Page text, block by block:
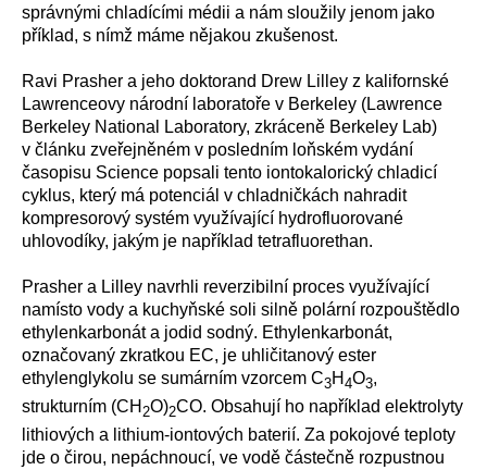
správnými chladícími médii a nám sloužily jenom jako
příklad, s nímž máme nějakou zkušenost.
Ravi Prasher a jeho doktorand Drew Lilley z kalifornské
Lawrenceovy národní laboratoře v Berkeley (Lawrence
Berkeley National Laboratory, zkráceně Berkeley Lab)
v článku zveřejněném v posledním loňském vydání
časopisu Science popsali tento iontokalorický chladicí
cyklus, který má potenciál v chladničkách nahradit
kompresorový systém využívající hydrofluorované
uhlovodíky, jakým je například tetrafluorethan.
Prasher a Lilley navrhli reverzibilní proces využívající
namísto vody a kuchyňské soli silně polární rozpouštědlo
ethylenkarbonát a jodid sodný. Ethylenkarbonát,
označovaný zkratkou EC, je uhličitanový ester
ethylenglykolu se sumárním vzorcem C3H 4O3,
strukturním (CH 2O)2CO. Obsahují ho například elektrolyty
lithiových a lithium-iontových baterií. Za pokojové teploty
jde o čirou, nepáchnoucí, ve vodě částečně rozpustnou